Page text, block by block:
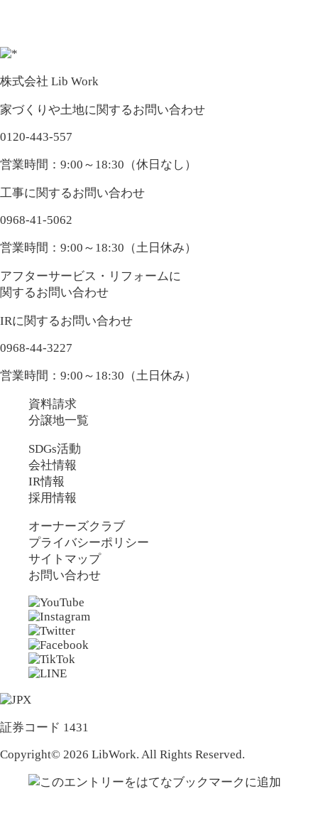
株式会社 Lib Work
家づくりや土地に関するお問い合わせ
0120-443-557
営業時間：9:00～18:30（休日なし）
工事に関するお問い合わせ
0968-41-5062
営業時間：9:00～18:30（土日休み）
アフターサービス・リフォームに
関するお問い合わせ
IRに関するお問い合わせ
0968-44-3227
営業時間：9:00～18:30（土日休み）
資料請求
分譲地一覧
SDGs活動
会社情報
IR情報
採用情報
オーナーズクラブ
プライバシーポリシー
サイトマップ
お問い合わせ
証券コード 1431
Copyright© 2026 LibWork. All Rights Reserved.